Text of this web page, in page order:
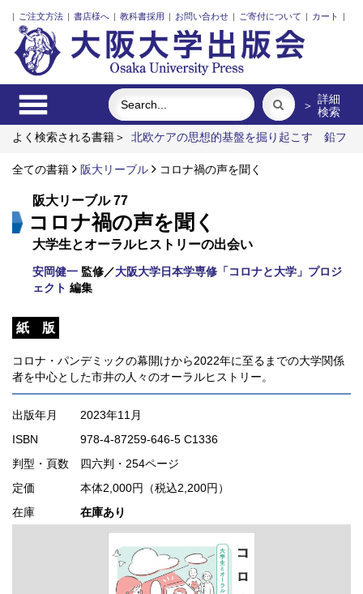
| ご注文方法 | 書店様へ | 教科書採用 | お問い合わせ | ご寄付について | カート |
＞ 詳細
検索
よく検索される書籍＞
北欧ケアの思想的基盤を掘り起こす
鉛フ
書 著作（その二）
シャンソン・フランセーズの諸相と魅力
全ての書籍 阪大リーブル コロナ禍の声を聞く
阪大リーブル 77
コロナ禍の声を聞く
大学生とオーラルヒストリーの出会い
安岡健一 監修／大阪大学日本学専修「コロナと大学」プロジ
ェクト 編集
紙 版
コロナ・パンデミックの幕開けから2022年に至るまでの大学関係
者を中心とした市井の人々のオーラルヒストリー。
出版年月
2023年11月
ISBN
978-4-87259-646-5 C1336
判型・頁数 四六判・254ページ
定価
本体2,000円（税込2,200円）
在庫
在庫あり